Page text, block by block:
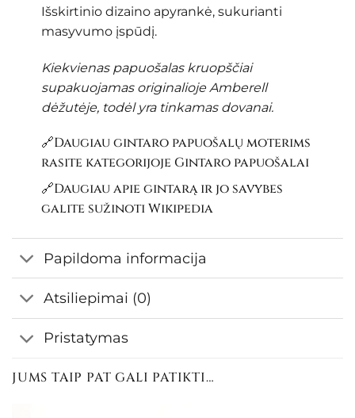
Išskirtinio dizaino apyrankė, sukurianti
masyvumo įspūdį.
Kiekvienas papuošalas kruopščiai
supakuojamas originalioje Amberell
dėžutėje, todėl yra tinkamas dovanai.
🔗Daugiau gintaro papuošalų moterims
rasite kategorijoje Gintaro papuošalai
🔗Daugiau apie gintarą ir jo savybes
galite sužinotiWikipedia
Papildoma informacija
Atsiliepimai (0)
Pristatymas
JUMS TAIP PAT GALI PATIKTI…